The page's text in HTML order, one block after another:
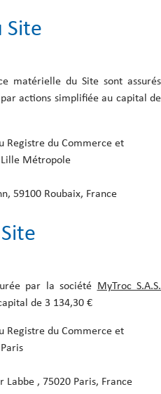
Site
matérielle du Site sont assurés
actions simplifiée au capital de
Registre du Commerce et
Lille Métropole
59100 Roubaix, France
par la société MyTroc S.A.S.
de 3 134,30 €
Registre du Commerce et
Labbe , 75020 Paris, France